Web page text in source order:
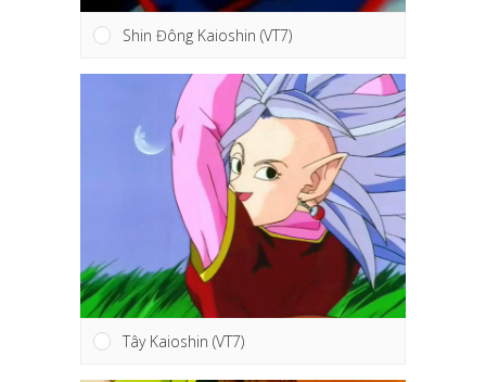
Shin Đông Kaioshin (VT7)
Tây Kaioshin (VT7)